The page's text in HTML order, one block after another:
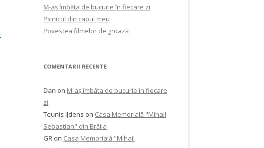
M-aș îmbăta de bucurie în fiecare zi
Picnicul din capul meu
Povestea filmelor de groază
COMENTARII RECENTE
Dan on M-aș îmbăta de bucurie în fiecare
zi
Teunis IJdens on Casa Memorială "Mihail
Sebastian" din Brăila
GR on Casa Memorială "Mihail